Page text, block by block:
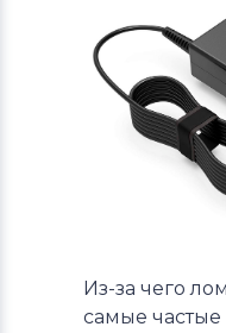
Из-за чего
самые